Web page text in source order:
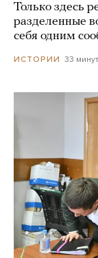
Только здесь
разделенные
себя одним
ИСТОРИИ 33